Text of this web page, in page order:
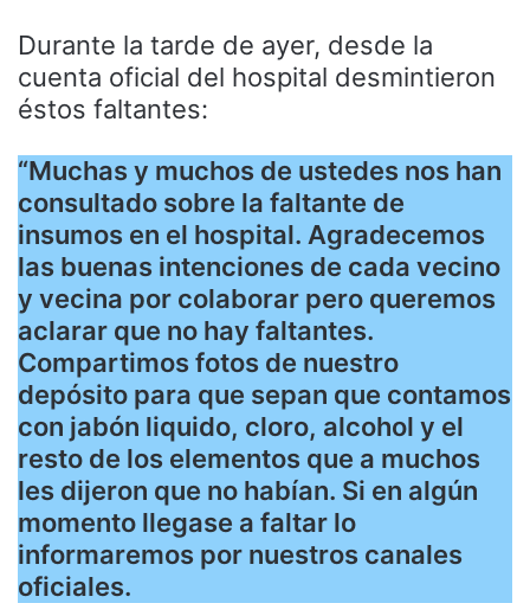
Durante la tarde de ayer, desde la
cuenta oficial del hospital desmintieron
éstos faltantes:
“Muchas y muchos de ustedes nos han
consultado sobre la faltante de
insumos en el hospital. Agradecemos
las buenas intenciones de cada vecino
y vecina por colaborar pero queremos
aclarar que no hay faltantes.
Compartimos fotos de nuestro
depósito para que sepan que contamos
con jabón liquido, cloro, alcohol y el
resto de los elementos que a muchos
les dijeron que no habían. Si en algún
momento llegase a faltar lo
informaremos por nuestros canales
oficiales.